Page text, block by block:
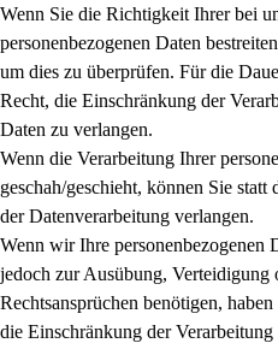
Wenn Sie die Richtigkeit Ihrer bei
personenbezogenen Daten
um dies zu überprüfen. Für die
Recht, die Einschränkung der
Daten zu verlangen.
Wenn die Verarbeitung Ihrer
geschah/geschieht, können Sie
der Datenverarbeitung verlangen.
Wenn wir Ihre personenbezogenen
jedoch zur Ausübung, Verteidigung
Rechtsansprüchen benötigen,
die Einschränkung der